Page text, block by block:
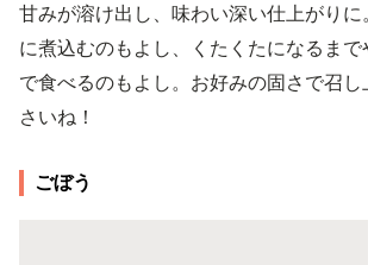
甘みが溶け出し、味わい深い仕上がり
に煮込むのもよし、くたくたになるま
で食べるのもよし。お好みの固さで召
さいね！
ごぼう